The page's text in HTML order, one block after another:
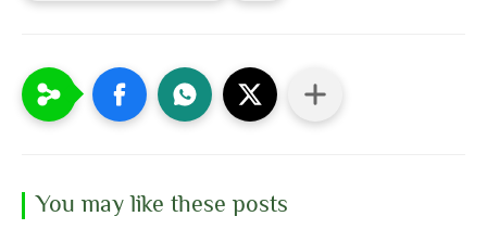
You may like these posts